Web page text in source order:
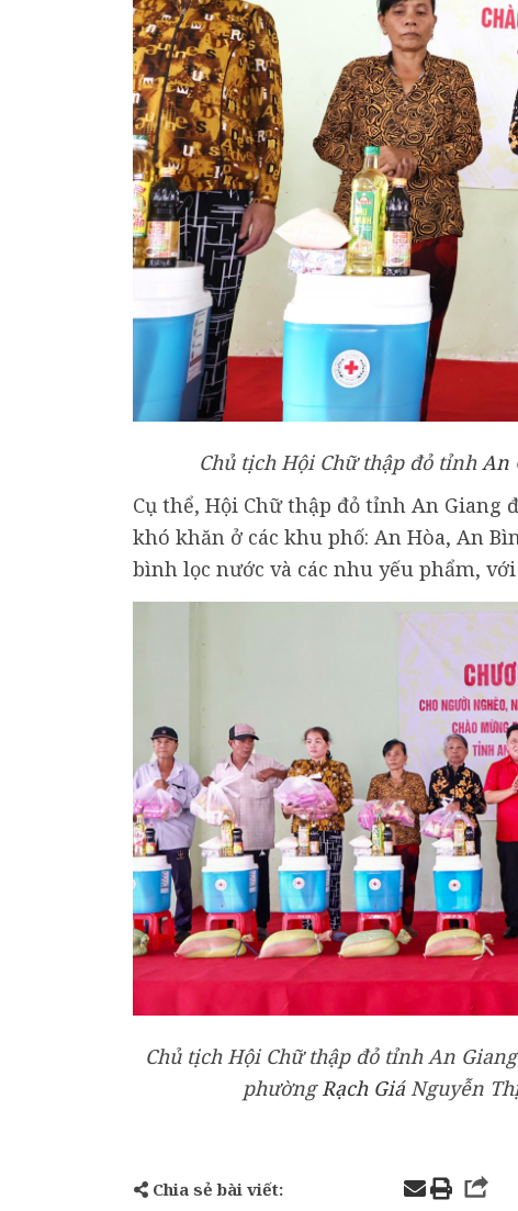
Chủ tịch Hội Chữ thập đỏ tỉnhAn
Cụ thể, Hội Chữ thập đỏ tỉnh An Giang
khó khăn ở các khu phố: An Hòa, An
bình lọc nước và các nhu yếu phẩm,
Chủ tịch Hội Chữ thập đỏ tỉnh An
phườngRạch GiáNguyễn
Chia sẻ bài viết: